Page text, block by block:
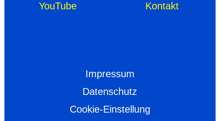
YouTube Kontakt
Impressum
Datenschutz
Cookie-Einstellung